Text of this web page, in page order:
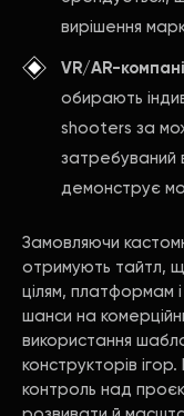
вирішення
VR/AR-
обирають
shooters за
затребуваний
демонструє
Замовляючи
отримують тайтл,
цілям, платформам
шанси на
використання
конструкторів
контроль над